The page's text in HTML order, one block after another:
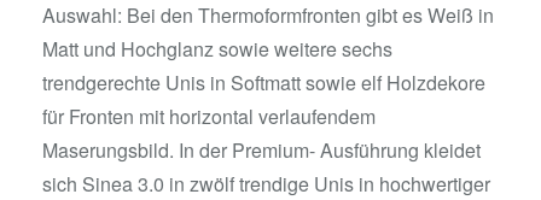
Auswahl: Bei den Thermoformfronten gibt es Weiß in
Matt und Hochglanz sowie weitere sechs
trendgerechte Unis in Softmatt sowie elf Holzdekore
für Fronten mit horizontal verlaufendem
Maserungsbild. In der Premium- Ausführung kleidet
sich Sinea 3.0 in zwölf trendige Unis in hochwertiger